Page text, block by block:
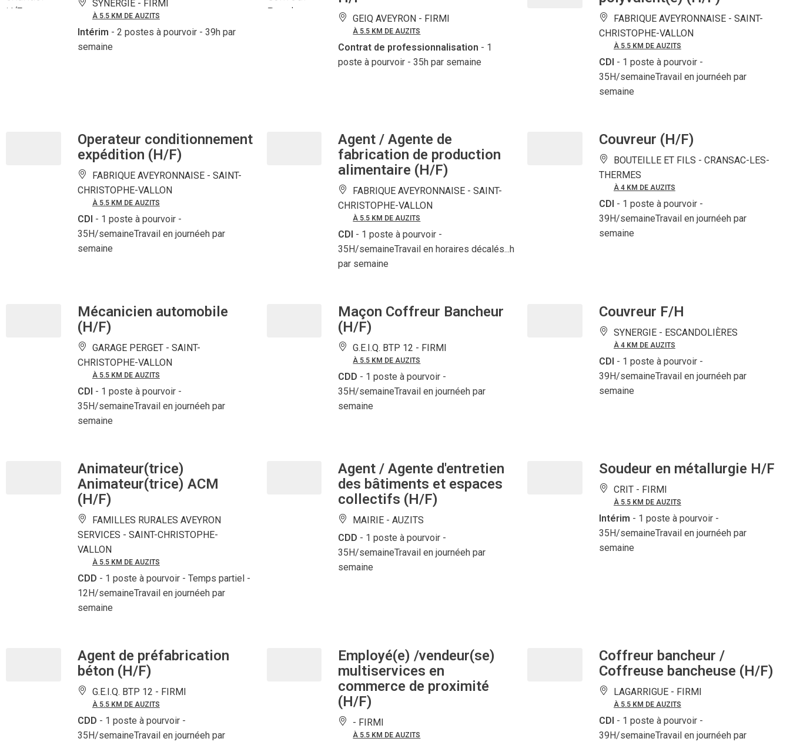
SYNERGIE - FIRMI
À 5.5 KM DE AUZITS
Intérim - 2 postes à pourvoir - 39h par
semaine
GEIQ AVEYRON - FIRMI
À 5.5 KM DE AUZITS
Contrat de professionnalisation - 1
poste à pourvoir - 35h par semaine
FABRIQUE AVEYRONNAISE - SAINT-
CHRISTOPHE-VALLON
À 5.5 KM DE AUZITS
CDI - 1 poste à pourvoir -
35H/semaineTravail en journéeh par
semaine
Operateur conditionnement
expédition (H/F)
FABRIQUE AVEYRONNAISE - SAINT-
CHRISTOPHE-VALLON
À 5.5 KM DE AUZITS
CDI - 1 poste à pourvoir -
35H/semaineTravail en journéeh par
semaine
Agent / Agente de
fabrication de production
alimentaire (H/F)
FABRIQUE AVEYRONNAISE -SAINT-
CHRISTOPHE-VALLON
À 5.5 KM DE AUZITS
CDI - 1 poste à pourvoir -
35H/semaineTravail en horaires décalés...h
par semaine
Couvreur (H/F)
BOUTEILLE ET FILS - CRANSAC-LES-
THERMES
À 4 KM DE AUZITS
CDI - 1 poste à pourvoir -
39H/semaineTravail en journéeh par
semaine
Mécanicien automobile
(H/F)
GARAGE PERGET - SAINT-
CHRISTOPHE-VALLON
À 5.5 KM DE AUZITS
CDI - 1 poste à pourvoir -
35H/semaineTravail en journéeh par
semaine
Maçon Coffreur Bancheur
(H/F)
G.E.I.Q. BTP 12 - FIRMI
À 5.5 KM DE AUZITS
CDD - 1 poste à pourvoir -
35H/semaineTravail en journéeh par
semaine
Couvreur F/H
SYNERGIE - ESCANDOLIÈRES
À 4 KM DE AUZITS
CDI - 1 poste à pourvoir -
39H/semaineTravail en journéeh par
semaine
Animateur(trice)
Animateur(trice) ACM
(H/F)
FAMILLES RURALES AVEYRON
SERVICES - SAINT-CHRISTOPHE-
VALLON
À 5.5 KM DE AUZITS
CDD - 1 poste à pourvoir - Temps partiel -
12H/semaineTravail en journéeh par
semaine
Agent / Agente d'entretien
des bâtiments et espaces
collectifs (H/F)
MAIRIE -AUZITS
CDD - 1 poste à pourvoir -
35H/semaineTravail en journéeh par
semaine
Soudeur en métallurgie H/F
CRIT - FIRMI
À 5.5 KM DE AUZITS
Intérim - 1 poste à pourvoir -
35H/semaineTravail en journéeh par
semaine
Agent de préfabrication
béton (H/F)
G.E.I.Q. BTP 12 - FIRMI
À 5.5 KM DE AUZITS
CDD - 1 poste à pourvoir -
35H/semaineTravail en journéeh par
Employé(e) /vendeur(se)
multiservices en
commerce de proximité
(H/F)
- FIRMI
À 5.5 KM DE AUZITS
Coffreur bancheur /
Coffreuse bancheuse (H/F)
LAGARRIGUE - FIRMI
À 5.5 KM DE AUZITS
CDI - 1 poste à pourvoir -
39H/semaineTravail en journéeh par